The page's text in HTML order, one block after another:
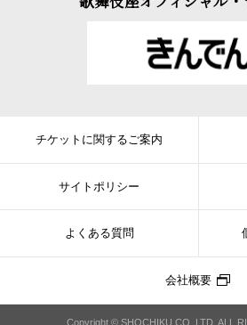
チケットに関するご案内
サイトポリシー
よくある質問
会社概要
Copyright © SHOCHIKU CO.,LTD. ALL